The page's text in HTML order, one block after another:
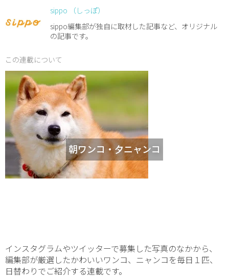
sippo （しっぽ）
sippo編集部が独自に取材した記事など、オリジナル
の記事です。
この連載について
朝ワンコ・夕ニャンコ
インスタグラムやツイッターで募集した写真のなかから、
編集部が厳選したかわいいワンコ、ニャンコを毎日１匹、
日替わりでご紹介する連載です。